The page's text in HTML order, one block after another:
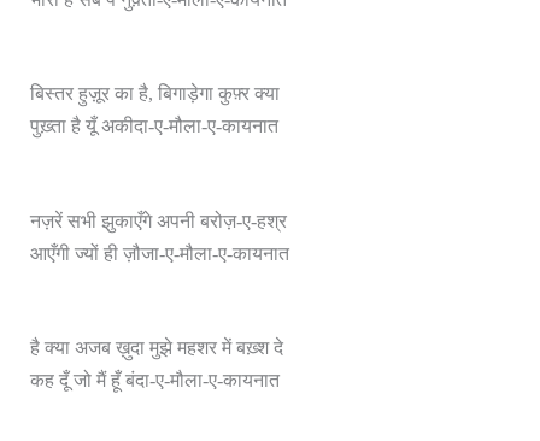
बिस्तर हुज़ूर का है, बिगाड़ेगा कुफ़्र क्या
पुख़्ता है यूँ अकीदा-ए-मौला-ए-कायनात
नज़रें सभी झुकाएँगे अपनी बरोज़-ए-हश्र
आएँगी ज्यों ही ज़ौजा-ए-मौला-ए-कायनात
है क्या अजब ख़ुदा मुझे महशर में बख़्श दे
कह दूँ जो मैं हूँ बंदा-ए-मौला-ए-कायनात